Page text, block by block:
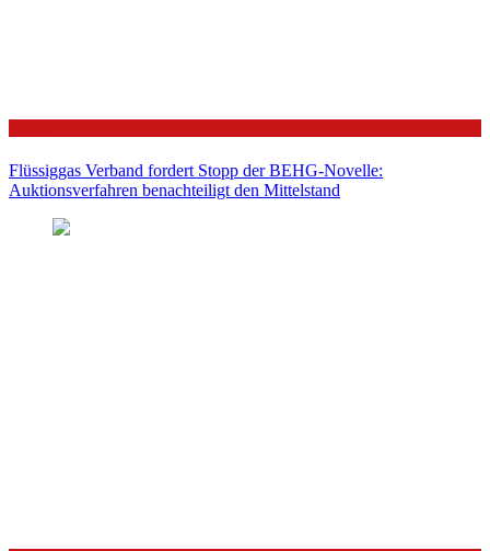
Flüssiggas Verband fordert Stopp der BEHG-Novelle:
Auktionsverfahren benachteiligt den Mittelstand